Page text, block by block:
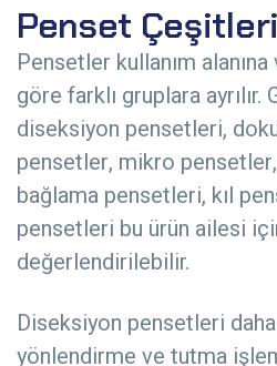
Penset
Pensetler kullanım alanına
göre farklı gruplara ayrılır.
diseksiyon pensetleri,
pensetler, mikro
bağlama pensetleri, kıl
pensetleri bu ürün ailesi
değerlendirilebilir.
Diseksiyon pensetleri
yönlendirme ve tutma